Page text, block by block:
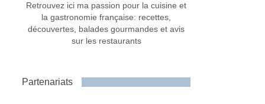
Retrouvez ici ma passion pour la cuisine et
la gastronomie française: recettes,
découvertes, balades gourmandes et avis
sur les restaurants
Partenariats